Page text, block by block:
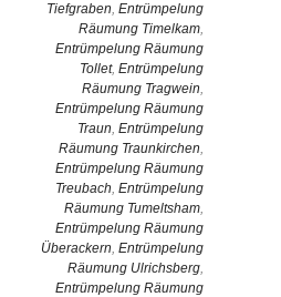
Tiefgraben, Entrümpelung
Räumung Timelkam,
Entrümpelung Räumung
Tollet, Entrümpelung
Räumung Tragwein,
Entrümpelung Räumung
Traun, Entrümpelung
Räumung Traunkirchen,
Entrümpelung Räumung
Treubach, Entrümpelung
Räumung Tumeltsham,
Entrümpelung Räumung
Überackern, Entrümpelung
Räumung Ulrichsberg,
Entrümpelung Räumung